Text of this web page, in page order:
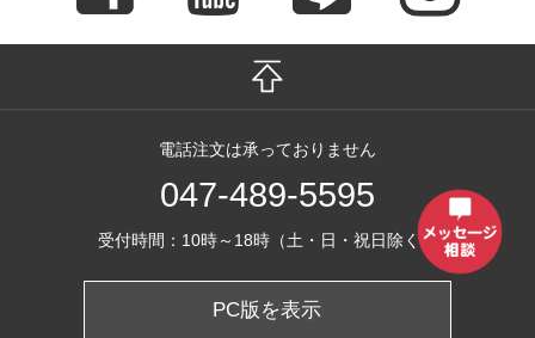
電話注文は承っておりません
047-489-5595
受付時間：10時～18時（土・日・祝日除く）
PC版を表示